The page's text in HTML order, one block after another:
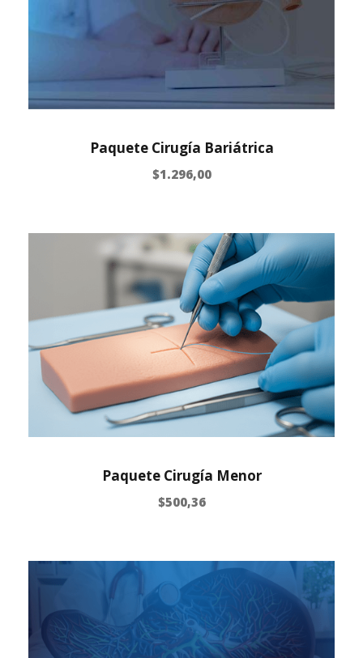
Paquete Cirugía Bariátrica
$1.296,00
Paquete Cirugía Menor
$500,36